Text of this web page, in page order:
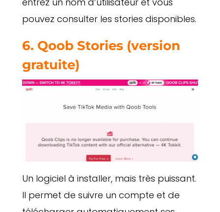
pouvez consulter les stories disponibles.
6. Qoob Stories (version
gratuite)
Un logiciel à installer, mais très puissant.
Il permet de suivre un compte et de